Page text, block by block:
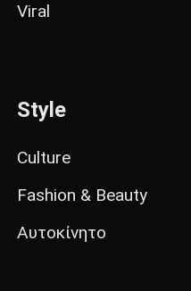
Viral
Style
Culture
Fashion & Beauty
Αυτοκίνητο